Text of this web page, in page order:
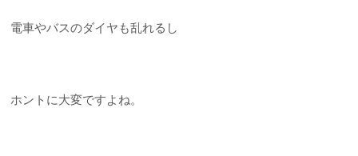
電車やバスのダイヤも乱れるし
ホントに大変ですよね。